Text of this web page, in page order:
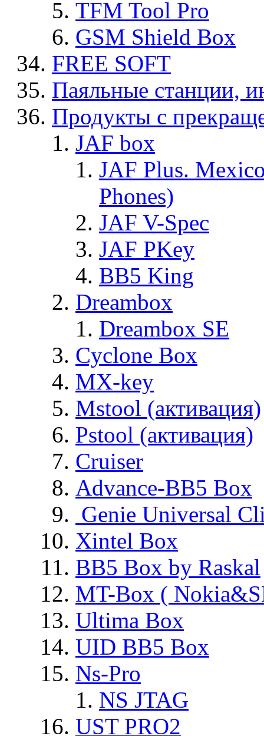
TFM Tool Pro
GSM Shield Box
FREE SOFT
Паяльные станции,
Продукты с
JAF box
JAF Plus.
Phones)
JAF V-Spec
JAF PKey
BB5 King
Dreambox
Dreambox SE
Cyclone Box
MX-key
Mstool (активация)
Pstool (активация)
Cruiser
Advance-BB5 Box
Genie Universal
Xintel Box
BB5 Box by Raskal
MT-Box (
Ultima Box
UID BB5 Box
Ns-Pro
NS JTAG
UST PRO2